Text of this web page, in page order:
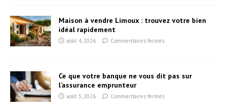
Maison à vendre Limoux : trouvez votre bien
idéal rapidement
août 4, 2026 Commentaires fermés
Ce que votre banque ne vous dit pas sur
l’assurance emprunteur
août 3, 2026 Commentaires fermés